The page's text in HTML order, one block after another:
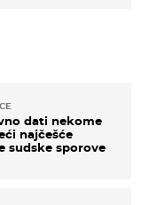
dati nekome
najčešće
sudske sporove